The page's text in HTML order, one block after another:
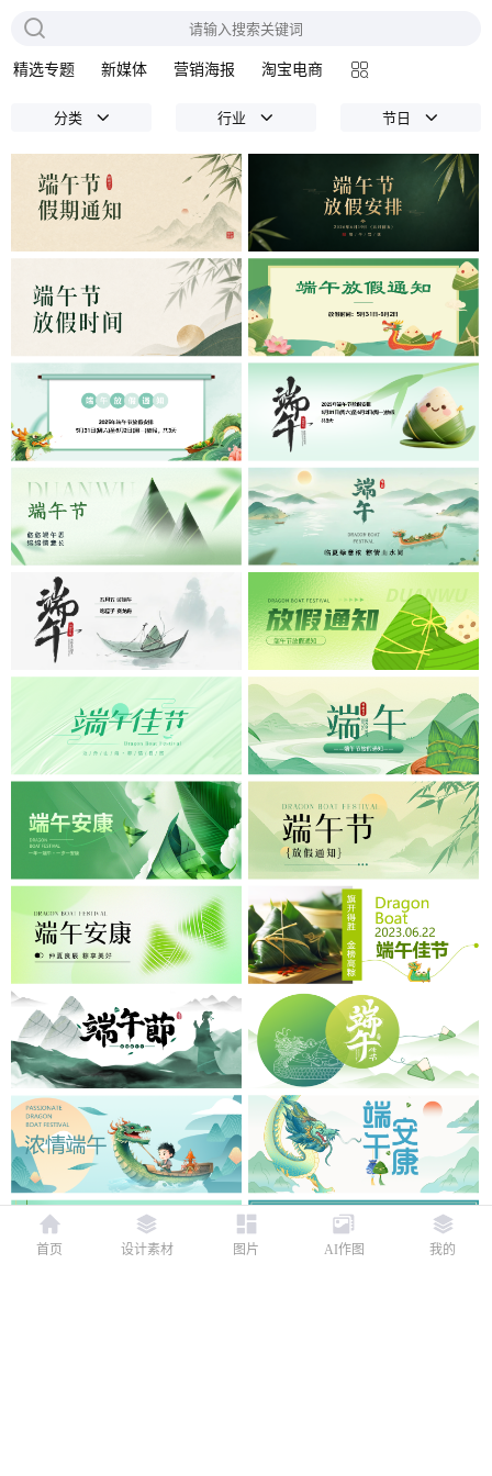
精选专题 新媒体 营销海报 淘宝电商
分类 行业 节日
首页 设计素材 图片 AI作图 我的